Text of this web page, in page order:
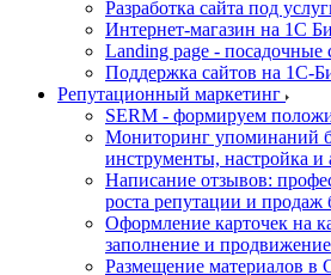
Разработка сайта под
Интернет-магазин на 1С
Landing page - посадочные
Поддержка сайтов на 1С-
Репутационный маркетинг
SERM - формируем
Мониторинг упоминаний
инструменты, настройка и
Написание отзывов:
роста репутации и продаж
Оформление карточек на
заполнение и продвижение
Размещение материалов в